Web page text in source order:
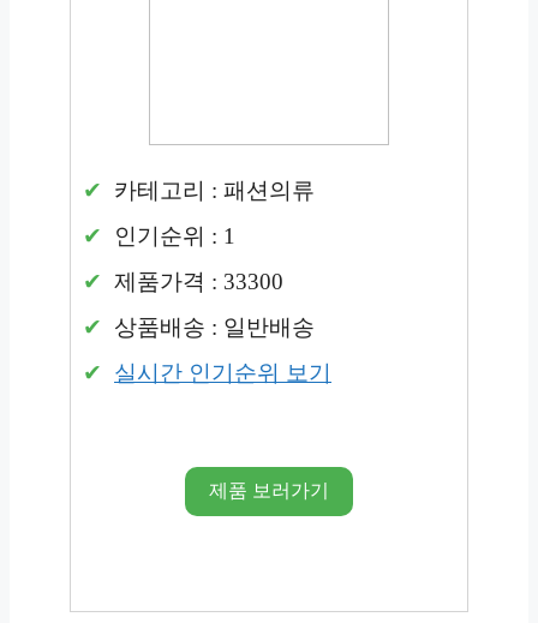
카테고리 : 패션의류
인기순위 : 1
제품가격 : 33300
상품배송 : 일반배송
실시간 인기순위 보기
제품 보러가기